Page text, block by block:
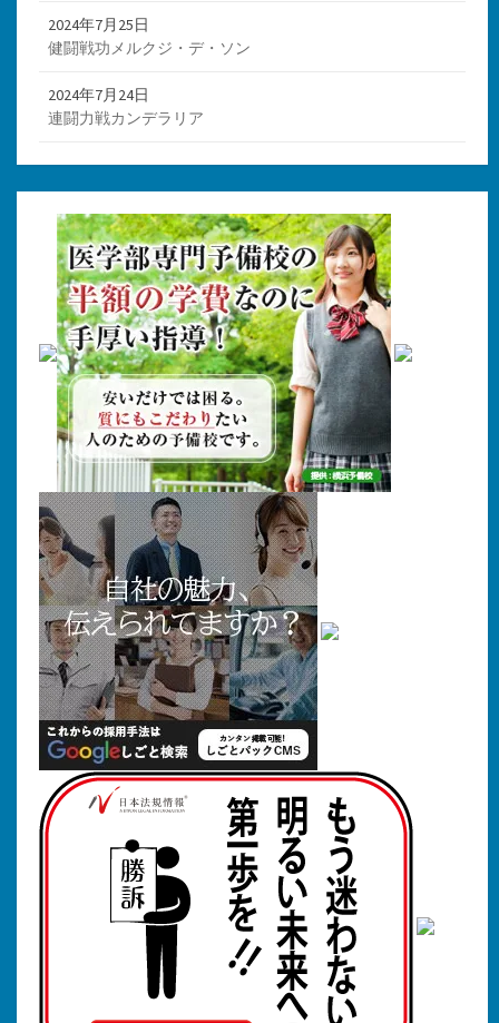
2024年7月25日
健闘戦功メルクジ・デ・ソン
2024年7月24日
連闘力戦カンデラリア